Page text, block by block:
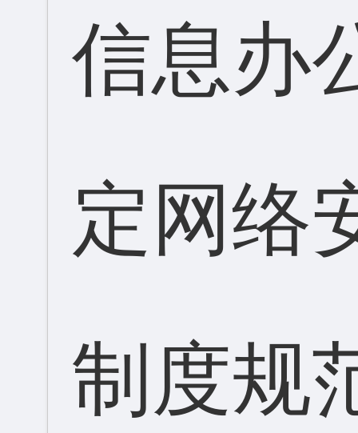
信息办
定网络
制度规